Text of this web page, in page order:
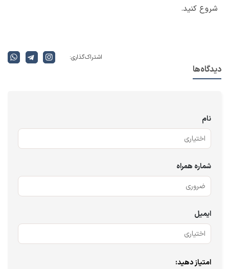
شروع کنید.
اشتراک گذاری:
دیدگاه‌ها
نام
شماره همراه
ایمیل
امتیاز دهید: